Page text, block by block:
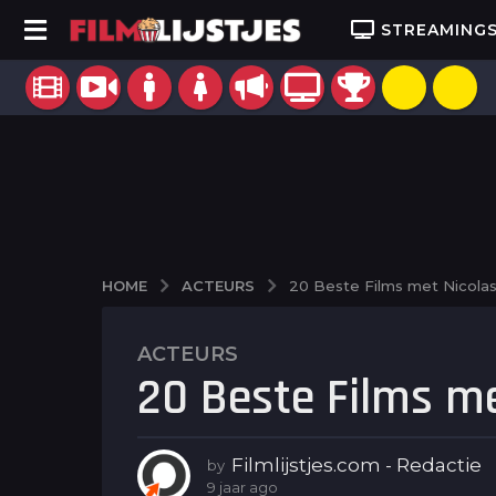
HOME ACTEURS 20 Beste Films met
9
j
a
r
a
ACTEURS
20 Beste Films
by Filmlijstjes.com - Redactie
9 jaar ago